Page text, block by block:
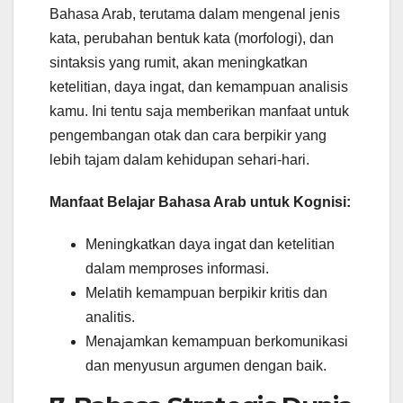
Bahasa Arab, terutama dalam mengenal jenis
kata, perubahan bentuk kata (morfologi), dan
sintaksis yang rumit, akan meningkatkan
ketelitian, daya ingat, dan kemampuan analisis
kamu. Ini tentu saja memberikan manfaat untuk
pengembangan otak dan cara berpikir yang
lebih tajam dalam kehidupan sehari-hari.
Manfaat Belajar Bahasa Arab untuk Kognisi:
Meningkatkan daya ingat dan ketelitian
dalam memproses informasi.
Melatih kemampuan berpikir kritis dan
analitis.
Menajamkan kemampuan berkomunikasi
dan menyusun argumen dengan baik.